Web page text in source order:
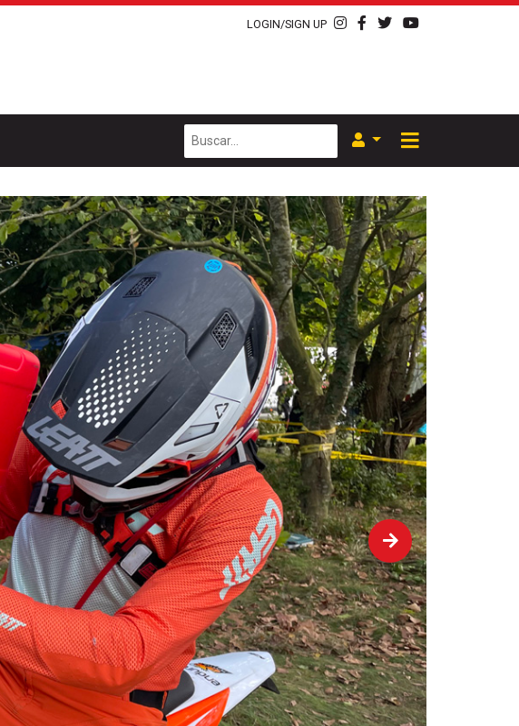
LOGIN/SIGN UP